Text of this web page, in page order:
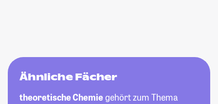
Ähnliche Fächer
theoretische Chemiegehört zum Thema